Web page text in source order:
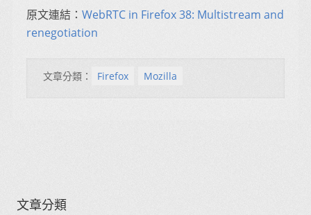
原文連結： WebRTC in Firefox 38: Multistream and
renegotiation
文章分類： Firefox Mozilla
文章分類